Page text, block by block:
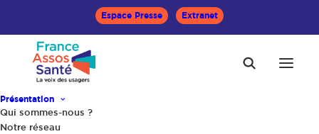
Espace Presse Extranet
Présentation
Qui sommes-nous ?
Notre réseau